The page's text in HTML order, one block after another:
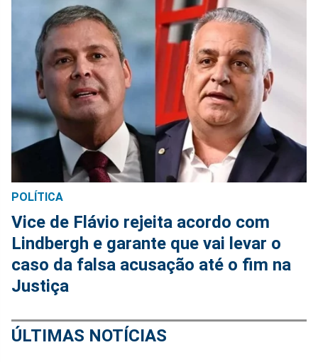
POLÍTICA
Vice de Flávio rejeita acordo com
Lindbergh e garante que vai levar o
caso da falsa acusação até o fim na
Justiça
ÚLTIMAS NOTÍCIAS